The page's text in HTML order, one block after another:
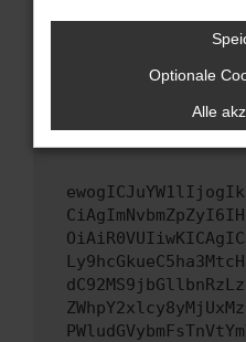
Wende dich an den
Wenn du alle oben
hast, kontaktiere uns
versuchen, das
uns diesen Text
Optionale
Alle